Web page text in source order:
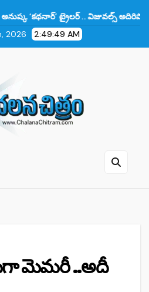
ట్రైలర్ .. విజువల్స్ అదిరిపోయాయి కానీ ఆ
2026
2:49:50 AM
మెమరీ ..అదీ